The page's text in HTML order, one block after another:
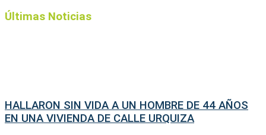
Últimas Noticias
HALLARON SIN VIDA A UN HOMBRE DE 44 AÑOS
EN UNA VIVIENDA DE CALLE URQUIZA